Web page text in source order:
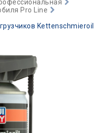
Pro Line
Kettenschmieroil